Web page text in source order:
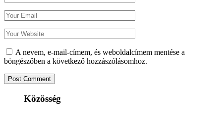
A nevem, e-mail-címem, és weboldalcímem mentése a
böngészőben a következő hozzászólásomhoz.
Közösség